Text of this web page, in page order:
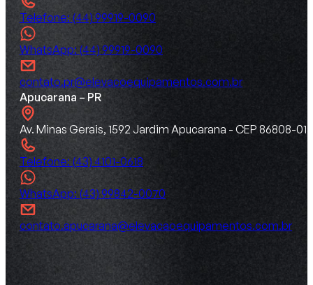
Telefone: (44) 99919-0090
WhatsApp: (44) 99919-0090
contato.pr@elevacoequipamentos.com.br
Apucarana – PR
Av. Minas Gerais, 1592 Jardim Apucarana - CEP 86808-015
Telefone: (43) 4101-0618
WhatsApp: (43) 99842-0070
contato.apucarana@elevacaoequipamentos.com.br